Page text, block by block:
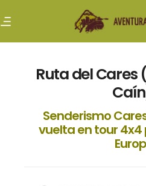
Ruta del Cares
Senderismo
vuelta en tour 4x4